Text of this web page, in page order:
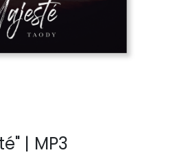
| MP3